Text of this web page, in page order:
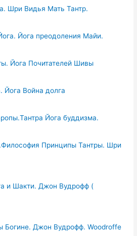
Шри Видья Мать Тантр.
Йога преодоления Майи.
Йога Почитателей Шивы
Йога Война долга
Йога буддизма.
Принципы Тантры. Шри
и Шакти. Джон Вудрофф (
Богине. Джон Вудрофф. Woodroffe